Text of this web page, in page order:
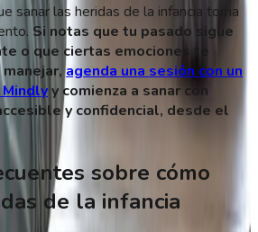
sanar las heridas de la infancia toma
Si notas que tu pasado sigue
o que ciertas emociones te
agenda una sesión con un
y comienza a sanar con
y confidencial, desde el
sobre cómo
de la infancia